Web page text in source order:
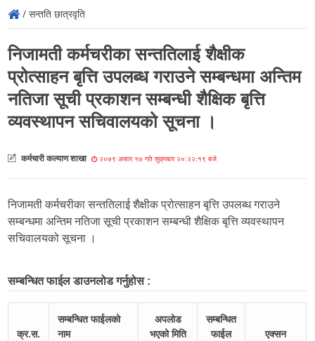
/ सन्तति छात्रवृति
निजामती कर्मचरीका सन्ततिलाई शैक्षीक
प्रोत्साहन बृत्ति उपलब्ध गराउने सम्बन्धमा अन्तिम
नतिजा सूची प्रकाशन सम्बन्धी शैक्षिक बृत्ति
व्यवस्थापन सचिवालयको सूचना ।
कर्मचारी कल्याण शाखा २०७९ असार १७ गते शुक्रबार २०:२२:१९ बजे
निजामती कर्मचरीका सन्ततिलाई शैक्षीक प्रोत्साहन बृत्ति उपलब्ध गराउने
सम्बन्धमा अन्तिम नतिजा सूची प्रकाशन सम्बन्धी शैक्षिक बृत्ति व्यवस्थापन
सचिवालयको सूचना ।
सम्बन्धित फाईल डाउनलोड गर्नुहोस :
क्र.स.
सम्बन्धित फाईलको
नाम
अपलोड
भएको मिति
सम्बन्धित
फाईल
एक्सन